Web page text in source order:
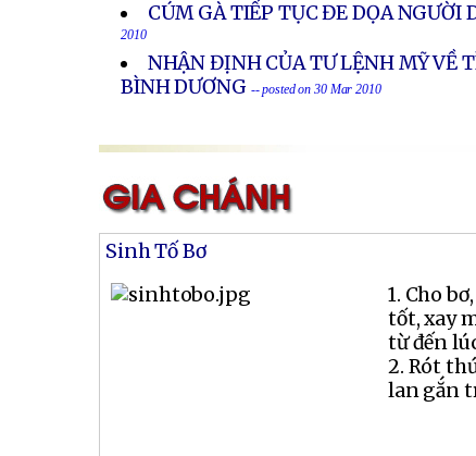
CÚM GÀ TIẾP TỤC ĐE DỌA NGƯỜI
2010
NHẬN ĐỊNH CỦA TƯ LỆNH MỸ VỀ
BÌNH DƯƠNG -- posted on 30 Mar 2010
Sinh Tố Bơ
1. Cho
tốt, xay
từ đến
2. Rót
lan gắn